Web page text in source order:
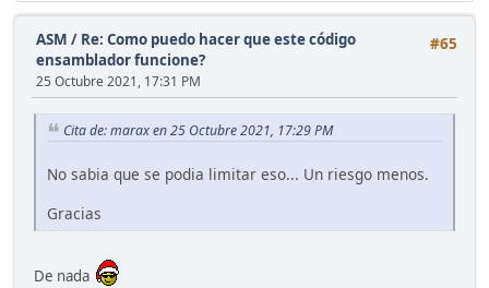
#65
ASM / Re: Como puedo hacer que este código
ensamblador funcione?
25 Octubre 2021, 17:31 PM
Cita de: marax en 25 Octubre 2021, 17:29 PM
No sabia que se podia limitar eso... Un riesgo menos.
Gracias
De nada